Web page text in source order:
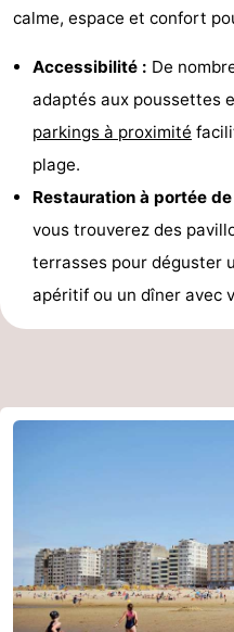
calme, espace et confort
Accessibilité : De
adaptés aux poussettes
parkings à proximité
plage.
Restauration à portée
vous trouverez des
terrasses pour déguster
apéritif ou un dîner avec